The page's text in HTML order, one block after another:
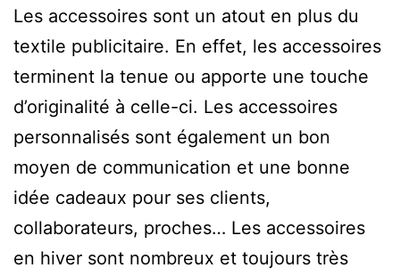
Les accessoires sont un atout en plus du
textile publicitaire. En effet, les accessoires
terminent la tenue ou apporte une touche
d’originalité à celle-ci. Les accessoires
personnalisés sont également un bon
moyen de communication et une bonne
idée cadeaux pour ses clients,
collaborateurs, proches… Les accessoires
en hiver sont nombreux et toujours très